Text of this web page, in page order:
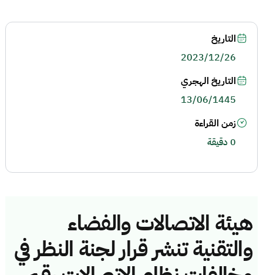
هيئة الاتصالات والفضاء
والتقنية تنشر قرار لجنة النظر في
التاريخ
2023/12/26
التاريخ الهجري
13/06/1445
زمن القراءة
0 دقيقة